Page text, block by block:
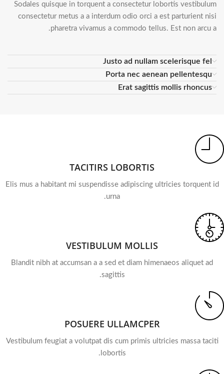
Sodales quisque in torquent a consectetur lobortis vestibulum
consectetur metus a a interdum odio orci a est parturient nisi
pharetra vivamus a commodo tellus. Est non arcu a.
Justo ad nullam scelerisque fel
Porta nec aenean pellentesqu
Erat sagittis mollis rhoncus
TACITIRS LOBORTIS
Elis mus a habitant mi suspendisse adipiscing ultricies torquent id
urna.
VESTIBULUM MOLLIS
Blandit nibh at accumsan a a sed et diam himenaeos aliquet ad
sagittis.
POSUERE ULLAMCPER
Vestibulum feugiat a volutpat dis cum primis ultricies massa taciti
lobortis.